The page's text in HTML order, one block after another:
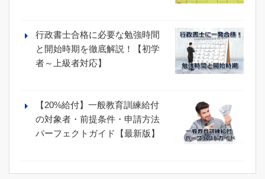
行政書士合格に必要な勉強時間
と開始時期を徹底解説！【初学
者～上級者対応】
【20%給付】一般教育訓練給付
の対象者・前提条件・申請方法
パーフェクトガイド【最新版】